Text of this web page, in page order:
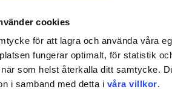
cookies
för att lagra och använda våra
fungerar optimalt, för statistik
som helst återkalla ditt samtycke.
i samband med detta i våra villkor.